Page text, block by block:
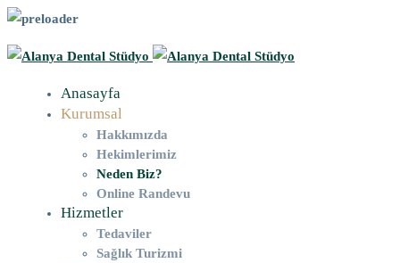
Anasayfa
Kurumsal
Hakkımızda
Hekimlerimiz
Neden Biz?
Online Randevu
Hizmetler
Tedaviler
Sağlık Turizmi